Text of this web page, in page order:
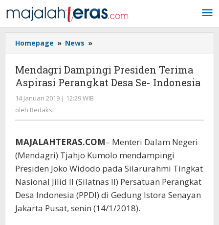
ke
konten
Homepage » News »
Dampingi
Presiden
Terima
Aspirasi
Mendagri Dampingi Presiden Terima
Aspirasi Perangkat Desa Se- Indonesia
14 Januari 2019 | 12:29 WIB
oleh Redaksi
MAJALAHTERAS.COM– Menteri Dalam Negeri
(Mendagri) Tjahjo Kumolo mendampingi
Presiden Joko Widodo pada Silarurahmi Tingkat
Nasional Jilid II (Silatnas II) Persatuan Perangkat
Desa Indonesia (PPDI) di Gedung Istora Senayan
Jakarta Pusat, senin (14/1/2018).